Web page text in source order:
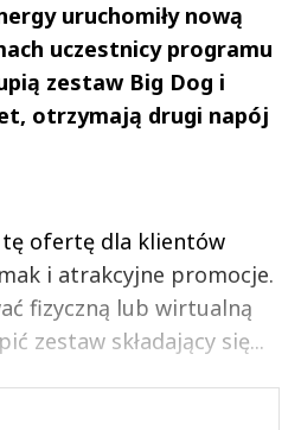
uruchomiły nową
uczestnicy programu
zestaw Big Dog i
otrzymają drugi napój
tę ofertę dla klientów
i atrakcyjne promocje.
fizyczną lub wirtualną
zestaw składający się...